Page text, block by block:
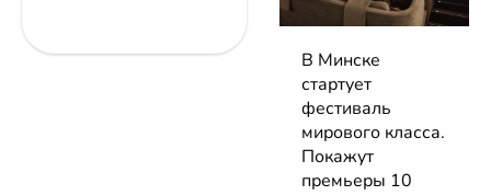
В Минске
стартует
фестиваль
мирового класса.
Покажут
премьеры 10